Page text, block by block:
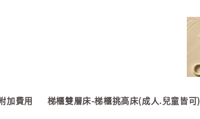
加費用 梯櫃雙層床-梯櫃挑高床(成人.兒童皆可)